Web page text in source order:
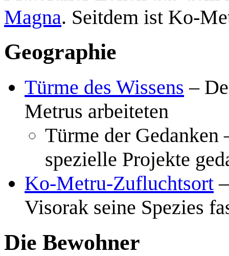
Magna. Seitdem ist Ko-
Geographie
Türme des Wissens –
Metrus arbeiteten
Türme der Gedanken
spezielle Projekte
Visorak seine Spezies
Die Bewohner